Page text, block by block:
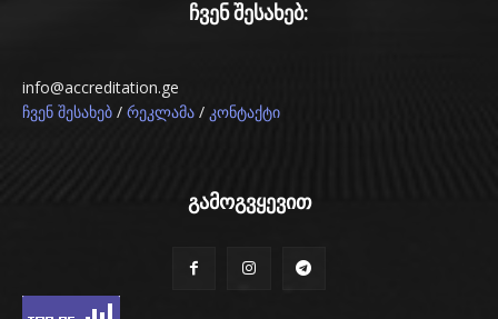
ჩვენ შესახებ:
info@accreditation.ge
ჩვენ შესახებ / რეკლამა / კონტაქტი
გამოგვყევით